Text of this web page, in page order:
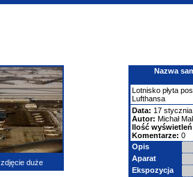
zdjęcie duże
Nazwa
Lotnisko płyta
Lufthansa
Data: 17
Autor: Michał
Ilość
Komentarze: 0
Opis
Aparat
Ekspozycja